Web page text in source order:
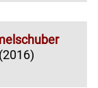
(2016)